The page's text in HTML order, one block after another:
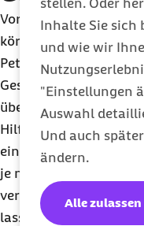
Inhalte Sie sich
und wie wir
"Einstellungen
Auswahl
Und auch
ändern.
Alle zulassen
Vorsicht ist
körperliche
Petzolds Tipp:
Gesundheit Realist
übergroßen
Hilfe bei Familie oder
einfach langsamer
je nach Art der
verzichten oder sich
lassen, ob mit Hilfe